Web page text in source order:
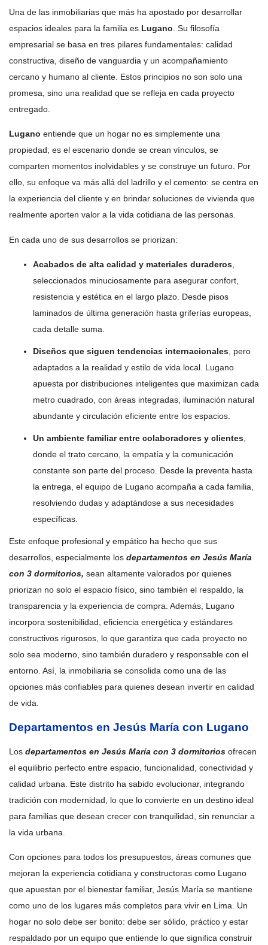
Una de las inmobiliarias que más ha apostado por desarrollar
espacios ideales para la familia es Lugano . Su filosofía
empresarial se basa en tres pilares fundamentales: calidad
constructiva, diseño de vanguardia y un acompañamiento
cercano y humano al cliente. Estos principios no son solo una
promesa, sino una realidad que se refleja en cada proyecto
entregado.
Lugano entiende que un hogar no es simplemente una
propiedad; es el escenario donde se crean vínculos, se
comparten momentos inolvidables y se construye un futuro. Por
ello, su enfoque va más allá del ladrillo y el cemento: se centra en
la experiencia del cliente y en brindar soluciones de vivienda que
realmente aporten valor a la vida cotidiana de las personas.
En cada uno de sus desarrollos se priorizan:
Acabados de alta calidad y materiales duraderos
seleccionados minuciosamente para asegurar confort,
resistencia y estética en el largo plazo. Desde pisos
laminados de última generación hasta griferías europeas,
cada detalle suma.
Diseños que siguen tendencias internacionales , pero
adaptados a la realidad y estilo de vida local. Lugano
apuesta por distribuciones inteligentes que maximizan cada
metro cuadrado, con áreas integradas, iluminación natural
abundante y circulación eficiente entre los espacios.
Un ambiente familiar entre colaboradores y clientes
donde el trato cercano, la empatía y la comunicación
constante son parte del proceso. Desde la preventa hasta
la entrega, el equipo de Lugano acompaña a cada familia,
resolviendo dudas y adaptándose a sus necesidades
específicas.
Este enfoque profesional y empático ha hecho que sus
desarrollos, especialmente los departamentos en Jesús María
con 3 dormitorios, sean altamente valorados por quienes
priorizan no solo el espacio físico, sino también el respaldo, la
transparencia y la experiencia de compra. Además, Lugano
incorpora sostenibilidad, eficiencia energética y estándares
constructivos rigurosos, lo que garantiza que cada proyecto no
solo sea moderno, sino también duradero y responsable con el
entorno. Así, la inmobiliaria se consolida como una de las
opciones más confiables para quienes desean invertir en calidad
de vida.
Departamentos en Jesús María con Lugano
Los departamentos en Jesús María con 3 dormitorios ofrecen
el equilibrio perfecto entre espacio, funcionalidad, conectividad y
calidad urbana. Este distrito ha sabido evolucionar, integrando
tradición con modernidad, lo que lo convierte en un destino ideal
para familias que desean crecer con tranquilidad, sin renunciar a
la vida urbana.
Con opciones para todos los presupuestos, áreas comunes que
mejoran la experiencia cotidiana y constructoras como Lugano
que apuestan por el bienestar familiar, Jesús María se mantiene
como uno de los lugares más completos para vivir en Lima. Un
hogar no solo debe ser bonito: debe ser sólido, práctico y estar
respaldado por un equipo que entiende lo que significa construir